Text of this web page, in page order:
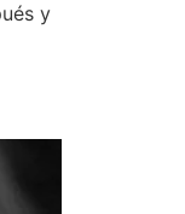
y